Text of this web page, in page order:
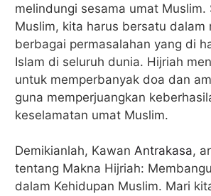
melindungi sesama umat Muslim.
Muslim, kita harus bersatu dalam
berbagai permasalahan yang di
Islam di seluruh dunia. Hijriah
untuk memperbanyak doa dan
guna memperjuangkan
keselamatan umat Muslim.
Demikianlah, Kawan Antrakasa,
tentang Makna Hijriah:
dalam Kehidupan Muslim. Mari